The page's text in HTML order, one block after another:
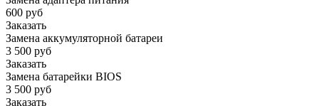
600 руб
Заказать
Замена аккумуляторной батареи
3 500 руб
Заказать
Замена батарейки BIOS
3 500 руб
Заказать